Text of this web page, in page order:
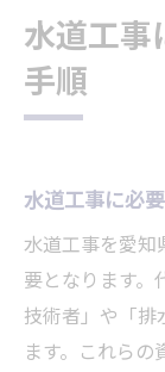
性
水道
効率
す
合格
ツ
水道工
手順
水道工事に必
水道工事を愛
要となります
技術者」や「
ます。これら